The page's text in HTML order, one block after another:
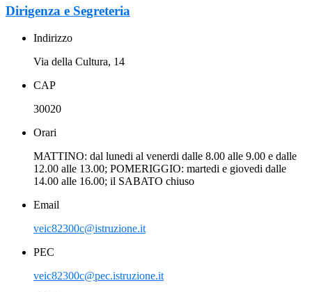
Dirigenza e Segreteria
Indirizzo
Via della Cultura, 14
CAP
30020
Orari
MATTINO: dal lunedi al venerdi dalle 8.00 alle 9.00 e dalle
12.00 alle 13.00; POMERIGGIO: martedi e giovedi dalle
14.00 alle 16.00; il SABATO chiuso
Email
veic82300c@istruzione.it
PEC
veic82300c@pec.istruzione.it